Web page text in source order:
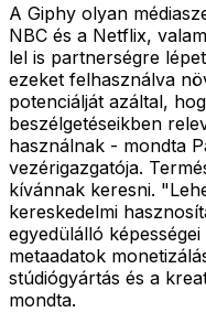
A Giphy olyan
NBC és a Netflix,
lel is partnerségre
ezeket felhasználva
potenciálját azáltal,
beszélgetéseikben
használnak - mondta
vezérigazgatója.
kívánnak keresni.
kereskedelmi
egyedülálló
metaadatok
stúdiógyártás és a
mondta.